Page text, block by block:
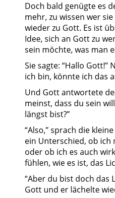
Doch bald genügte es
mehr, zu wissen wer
wieder zu Gott. Es ist
Idee, sich an Gott zu
sein möchte, was man
Sie sagte: “Hallo Gott!”
ich bin, könnte ich das
Und Gott antwortete
meinst, dass du sein
längst bist?”
“Also,” sprach die
ein Unterschied, ob ich
oder ob ich es auch
fühlen, wie es ist, das
“Aber du bist doch das
Gott und er lächelte